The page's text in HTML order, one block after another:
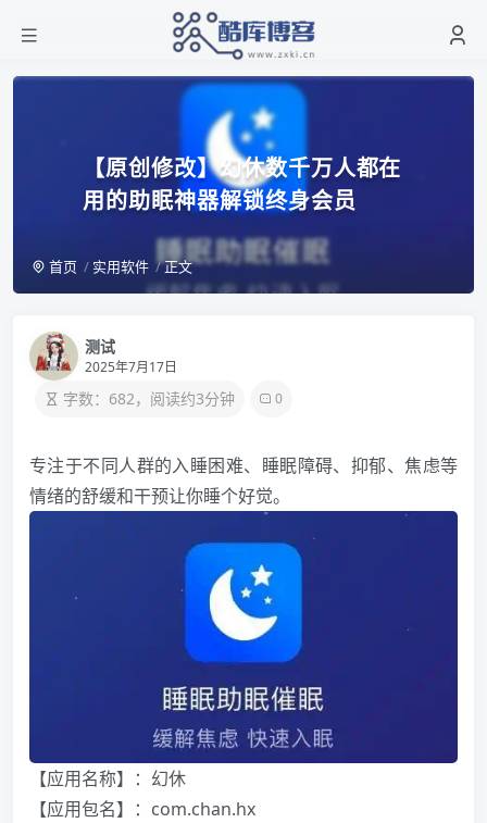
【原创修改】幻休数千万人都在
用的助眠神器解锁终身会员
首页 实用软件 正文
测试
2025年7月17日
字数：682，阅读约3分钟 0
专注于不同人群的入睡困难、睡眠障碍、抑郁、焦虑等
情绪的舒缓和干预让你睡个好觉。
【应用名称】：幻休
【应用包名】：com.chan.hx